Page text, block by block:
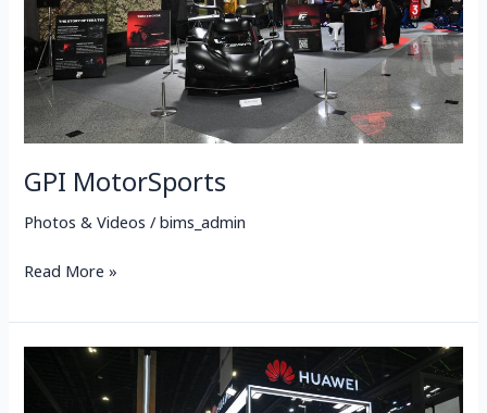
GPI MotorSports
Photos & Videos /bims_admin
Read More »
HUAWEI